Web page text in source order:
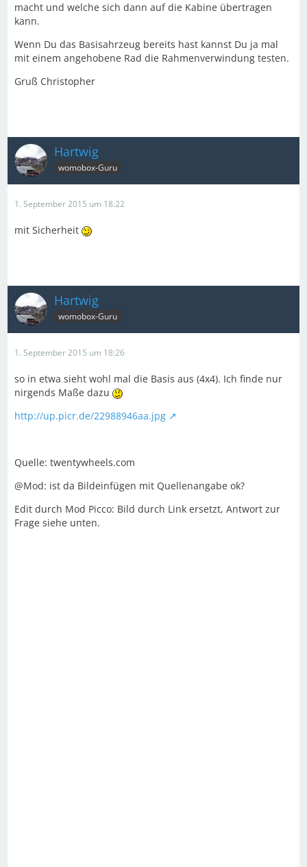
macht und welche sich dann auf die Kabine übertragen
kann.
Wenn Du das Basisahrzeug bereits hast kannst Du ja mal
mit einem angehobene Rad die Rahmenverwindung testen.
Gruß Christopher
Hartwig
womobox-Guru
1. September 2015 um 18:22
mit Sicherheit
Hartwig
womobox-Guru
1. September 2015 um 18:26
so in etwa sieht wohl mal die Basis aus (4x4). Ich finde nur
nirgends Maße dazu
http://up.picr.de/22988946aa.jpg
Quelle: twentywheels.com
@Mod: ist da Bildeinfügen mit Quellenangabe ok?
Edit durch Mod Picco: Bild durch Link ersetzt, Antwort zur
Frage siehe unten.